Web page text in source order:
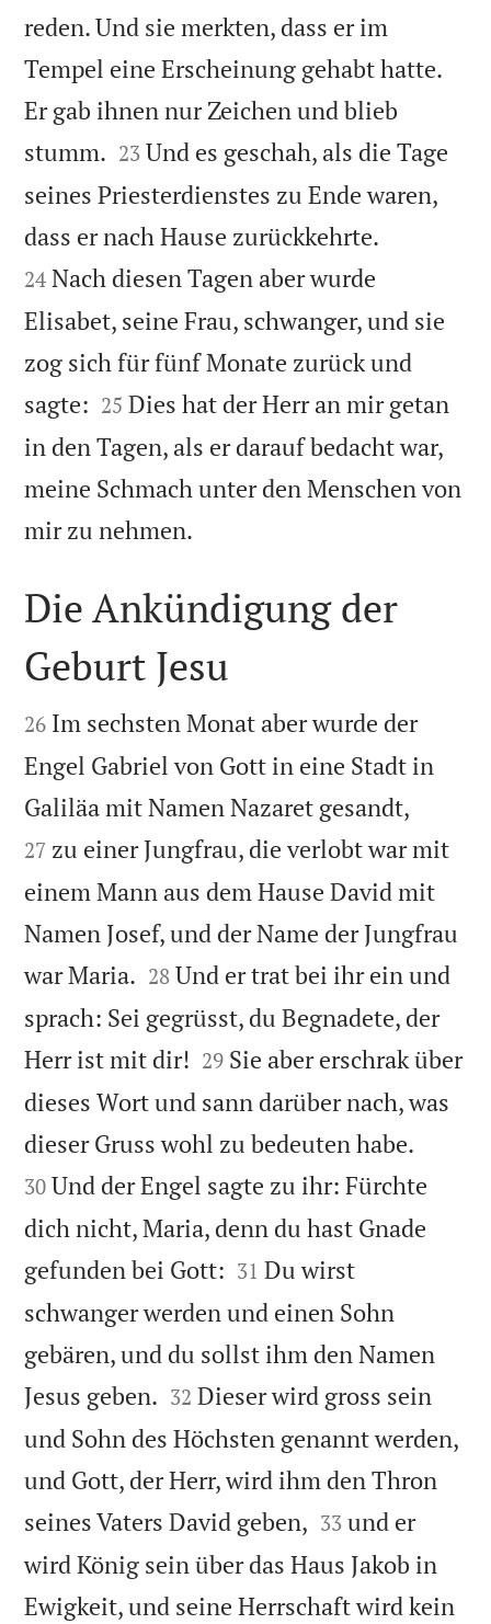
reden. Und sie merkten, dass er im
Tempel eine Erscheinung gehabt hatte.
Er gab ihnen nur Zeichen und blieb
stumm. 

23 Und es geschah, als die Tage
seines Priesterdienstes zu Ende waren,
dass er nach Hause zurückkehrte.
24 Nach diesen Tagen aber wurde
Elisabet, seine Frau, schwanger, und sie
zog sich für fünf Monate zurück und
sagte: 

25 Dies hat der Herr an mir getan
in den Tagen, als er darauf bedacht war,
meine Schmach unter den Menschen von
mir zu nehmen.

Die Ankündigung der
Geburt Jesu

26 Im sechsten Monat aber wurde der
Engel Gabriel von Gott in eine Stadt in
Galiläa mit Namen Nazaret gesandt,
27 zu einer Jungfrau, die verlobt war mit
einem Mann aus dem Hause David mit
Namen Josef, und der Name der Jungfrau
war Maria. 

28 Und er trat bei ihr ein und
sprach: Sei gegrüsst, du Begnadete, der
Herr ist mit dir! 

29 Sie aber erschrak über
dieses Wort und sann darüber nach, was
dieser Gruss wohl zu bedeuten habe.
30 Und der Engel sagte zu ihr: Fürchte
dich nicht, Maria, denn du hast Gnade
gefunden bei Gott: 

31 Du wirst
schwanger werden und einen Sohn
gebären, und du sollst ihm den Namen
Jesus geben. 

32 Dieser wird gross sein
und Sohn des Höchsten genannt werden,
und Gott, der Herr, wird ihm den Thron
seines Vaters David geben, 

33 und er
wird König sein über das Haus Jakob in
Ewigkeit, und seine Herrschaft wird kein